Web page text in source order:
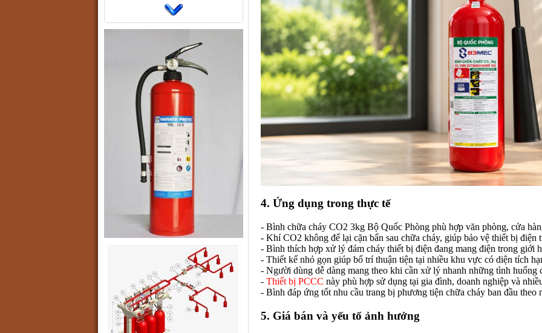
4. Ứng dụng trong thực tế
- Bình chữa cháy CO2 3kg Bộ Quốc Phòng phù hợp văn phòng, cửa
- Khí CO2 không để lại cặn bẩn sau chữa cháy, giúp bảo vệ thiết bị điện
- Bình thích hợp xử lý đám cháy thiết bị điện đang mang điện trong giới
- Thiết kế nhỏ gọn giúp bố trí thuận tiện tại nhiều khu vực có diện tích
- Người dùng dễ dàng mang theo khi cần xử lý nhanh những tình huống
- Thiết bị PCCC này phù hợp sử dụng tại gia đình, doanh nghiệp và
- Bình đáp ứng tốt nhu cầu trang bị phương tiện chữa cháy ban đầu theo
5. Giá bán và yếu tố ảnh hưởng